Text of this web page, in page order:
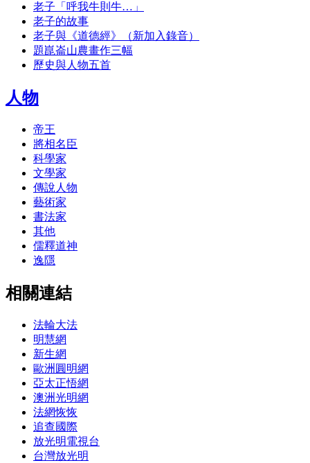
老子「呼我牛則牛…」
老子的故事
老子與《道德經》（新加入錄音）
題崑崙山農畫作三幅
歷史與人物五首
人物
帝王
將相名臣
科學家
文學家
傳說人物
藝術家
書法家
其他
儒釋道神
逸隱
相關連結
法輪大法
明慧網
新生網
歐洲圓明網
亞太正悟網
澳洲光明網
法網恢恢
追查國際
放光明電視台
台灣放光明